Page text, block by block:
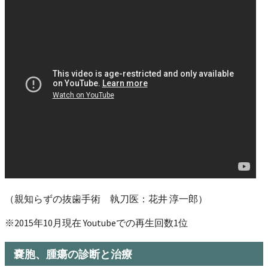
（親知らずの抜歯手術 執刀医：花井 淳一郎）
※2015年10月現在 Youtubeでの再生回数1位
嚢胞、腫瘍の診断と治療